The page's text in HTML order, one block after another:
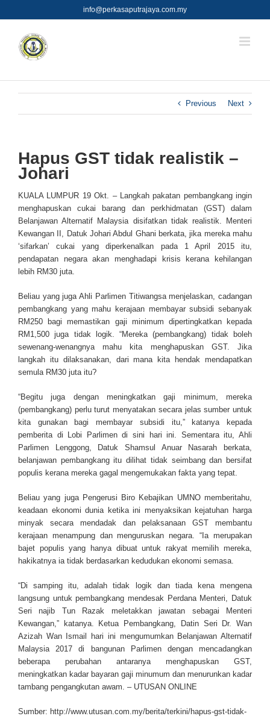
to
info@perkasaputrajaya.com.my
Previous Next
Hapus GST tidak realistik –
Johari
KUALA LUMPUR 19 Okt. – Langkah pakatan pembangkang ingin
menghapuskan cukai barang dan perkhidmatan (GST) dalam
Belanjawan Alternatif Malaysia disifatkan tidak realistik. Menteri
Kewangan II, Datuk Johari Abdul Ghani berkata, jika mereka mahu
‘sifarkan’ cukai yang diperkenalkan pada 1 April 2015 itu,
pendapatan negara akan menghadapi krisis kerana kehilangan
lebih RM30 juta.
Beliau yang juga Ahli Parlimen Titiwangsa menjelaskan, cadangan
pembangkang yang mahu kerajaan membayar subsidi sebanyak
RM250 bagi memastikan gaji minimum dipertingkatkan kepada
RM1,500 juga tidak logik. “Mereka (pembangkang) tidak boleh
sewenang-wenangnya mahu kita menghapuskan GST. Jika
langkah itu dilaksanakan, dari mana kita hendak mendapatkan
semula RM30 juta itu?
“Begitu juga dengan meningkatkan gaji minimum, mereka
(pembangkang) perlu turut menyatakan secara jelas sumber untuk
kita gunakan bagi membayar subsidi itu,” katanya kepada
pemberita di Lobi Parlimen di sini hari ini. Sementara itu, Ahli
Parlimen Lenggong, Datuk Shamsul Anuar Nasarah berkata,
belanjawan pembangkang itu dilihat tidak seimbang dan bersifat
populis kerana mereka gagal mengemukakan fakta yang tepat.
Beliau yang juga Pengerusi Biro Kebajikan UMNO memberitahu,
keadaan ekonomi dunia ketika ini menyaksikan kejatuhan harga
minyak secara mendadak dan pelaksanaan GST membantu
kerajaan menampung dan menguruskan negara. “Ia merupakan
bajet populis yang hanya dibuat untuk rakyat memilih mereka,
hakikatnya ia tidak berdasarkan kedudukan ekonomi semasa.
“Di samping itu, adalah tidak logik dan tiada kena mengena
langsung untuk pembangkang mendesak Perdana Menteri, Datuk
Seri najib Tun Razak meletakkan jawatan sebagai Menteri
Kewangan,” katanya. Ketua Pembangkang, Datin Seri Dr. Wan
Azizah Wan Ismail hari ini mengumumkan Belanjawan Alternatif
Malaysia 2017 di bangunan Parlimen dengan mencadangkan
beberapa perubahan antaranya menghapuskan GST,
meningkatkan kadar bayaran gaji minumum dan menurunkan kadar
tambang pengangkutan awam. – UTUSAN ONLINE
Sumber: http://www.utusan.com.my/berita/terkini/hapus-gst-tidak-